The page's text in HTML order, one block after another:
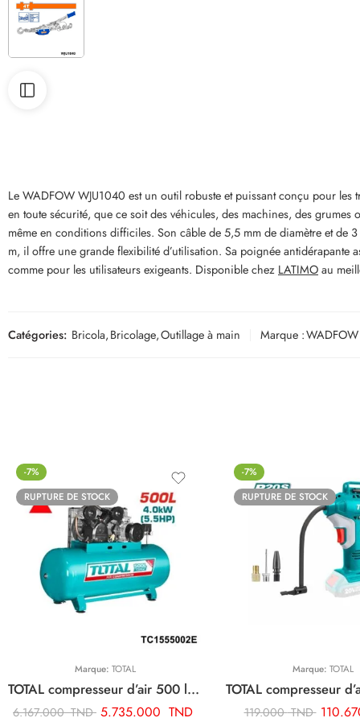
Le WADFOW WJU1040 est un outil robuste et puissant conçu pour
en toute sécurité, que ce soit des véhicules, des machines, des
même en conditions difficiles. Son câble de 5,5 mm de diamètre et de
m, il offre une grande flexibilité d’utilisation. Sa poignée antidérapante
comme pour les utilisateurs exigeants. Disponible chez LATIMOau
Catégories: Bricola,Bricolage,Outillage à main Marque :WADFOW
-7%
RUPTURE DE STOCK
Marque: TOTAL
TOTAL compresseur d’air 500 litre 5.5hp TC1555002E
6.167.000TND 5.735.000 TND
-7%
RUPTURE DE STOCK
Marque: TOTAL
119.000TND